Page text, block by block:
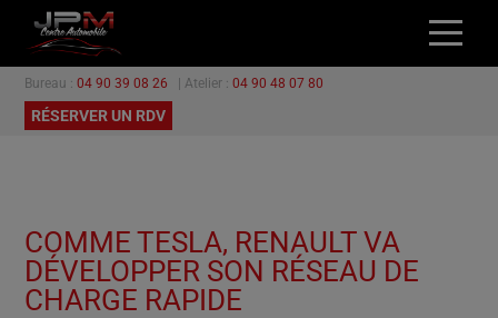
ACCUEIL
NOS VÉHICULES
PROMOTIONS
CONTACT
Bureau : 04 90 39 08 26 | Atelier : 04 90 48 07 80
RÉSERVER UN RDV
COMME TESLA, RENAULT VA
DÉVELOPPER SON RÉSEAU DE
CHARGE RAPIDE